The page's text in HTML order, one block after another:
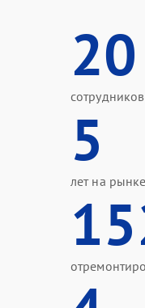
20
5
лет на рынке